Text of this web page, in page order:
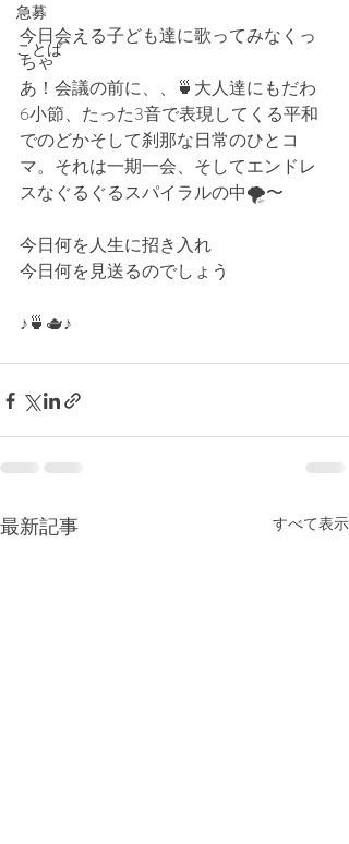
急募
ことば
今日会える子ども達に歌ってみなくっ
ちゃ
あ！会議の前に、、🍵大人達にもだわ
6小節、たった3音で表現してくる平和
でのどかそして刹那な日常のひとコ
マ。それは一期一会、そしてエンドレ
スなぐるぐるスパイラルの中🌪〜
今日何を人生に招き入れ
今日何を見送るのでしょう
♪🍵🫖♪
最新記事 すべて表示